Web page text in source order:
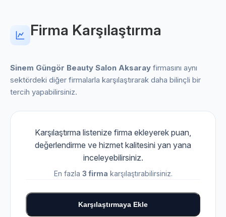
Firma Karşılaştırma
Sinem Güngör Beauty Salon Aksaray firmasını aynı
sektördeki diğer firmalarla karşılaştırarak daha bilinçli bir
tercih yapabilirsiniz.
Karşılaştırma listenize firma ekleyerek puan,
değerlendirme ve hizmet kalitesini yan yana
inceleyebilirsiniz.
En fazla 3 firma karşılaştırabilirsiniz.
Karşılaştırmaya Ekle